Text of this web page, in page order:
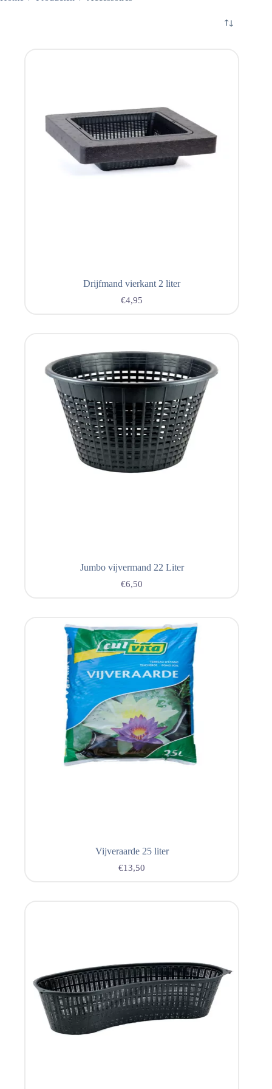
Drijfmand vierkant 2 liter
€4,95
Jumbo vijvermand 22 Liter
€6,50
Vijveraarde 25 liter
€13,50